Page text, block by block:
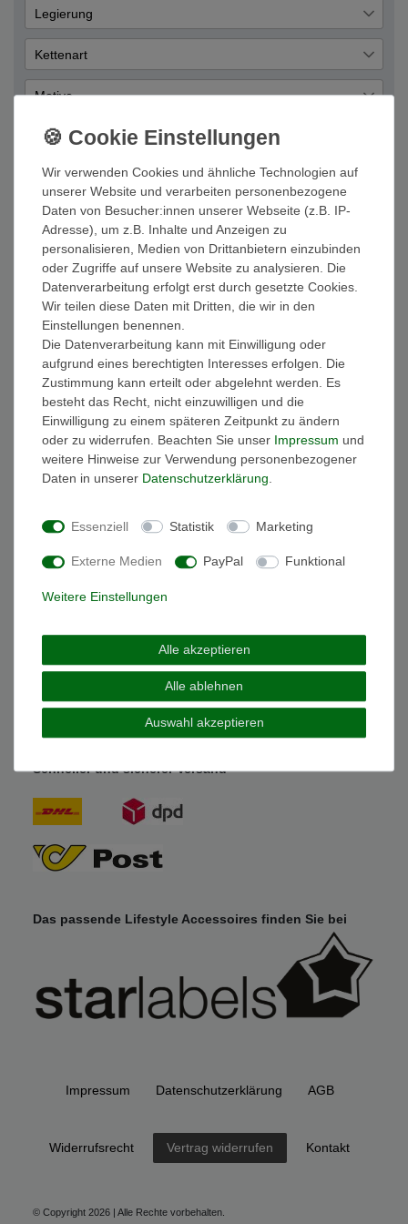
Übernehmen
Legierung
Silber
Kettenart
Anker
Motive
Schutzengel und Taufanhänger
Material Farbe
Silber
1
Kategorie
Amband
MIAMAR 1146558 Mädchen Armband Sterling-
Silber 925 Silber 14 cm
UVP 55,80 €
In den Warenkorb
Wichtige Informationen
Geschenkverpackung
Batterieentsorgung
Zahlung
Versand
Sicher und Bequem bezahlen
Schneller und sicherer Versand
Das passende Lifestyle Accessoires finden Sie bei
Impressum Daten­schutz­erklärung AGB
Widerrufs­recht Vertrag widerrufen Kontakt
Wir verwenden Cookies und ähnliche Technologien auf
unserer Website und verarbeiten personenbezogene
Daten von Besucher:innen unserer Webseite (z.B. IP-
Adresse), um z.B. Inhalte und Anzeigen zu
personalisieren, Medien von Drittanbietern einzubinden
oder Zugriffe auf unsere Website zu analysieren. Die
Datenverarbeitung erfolgt erst durch gesetzte Cookies.
Wir teilen diese Daten mit Dritten, die wir in den
Einstellungen benennen.
Die Datenverarbeitung kann mit Einwilligung oder
aufgrund eines berechtigten Interesses erfolgen. Die
Zustimmung kann erteilt oder abgelehnt werden. Es
besteht das Recht, nicht einzuwilligen und die
Einwilligung zu einem späteren Zeitpunkt zu ändern
oder zu widerrufen. Beachten Sie unser Impressum und
weitere Hinweise zur Verwendung personenbezogener
Daten in unserer Daten­schutz­erklärung.
Essenziell Statistik Marketing
Externe Medien PayPal Funktional
Weitere Einstellungen
Alle akzeptieren
Alle ablehnen
Auswahl akzeptieren
© Copyright 2026 | Alle Rechte vorbehalten.